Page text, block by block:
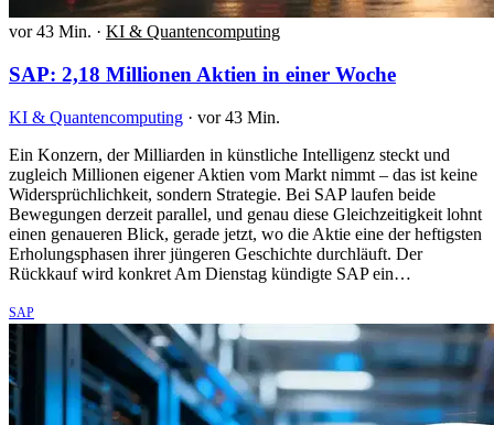
vor 43 Min. · KI & Quantencomputing
SAP: 2,18 Millionen Aktien in einer Woche
KI & Quantencomputing · vor 43 Min.
Ein Konzern, der Milliarden in künstliche Intelligenz steckt und
zugleich Millionen eigener Aktien vom Markt nimmt – das ist keine
Widersprüchlichkeit, sondern Strategie. Bei SAP laufen beide
Bewegungen derzeit parallel, und genau diese Gleichzeitigkeit lohnt
einen genaueren Blick, gerade jetzt, wo die Aktie eine der heftigsten
Erholungsphasen ihrer jüngeren Geschichte durchläuft. Der
Rückkauf wird konkret Am Dienstag kündigte SAP ein…
SAP